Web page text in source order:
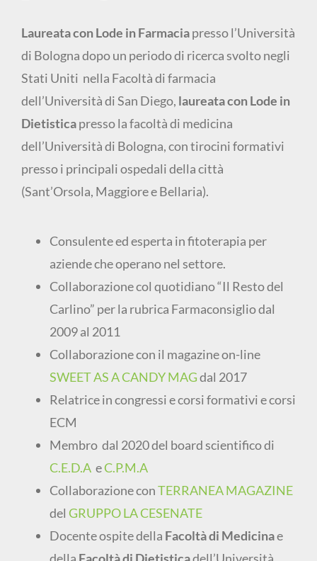
Laureata con Lode in Farmaciapresso l’Università
di Bologna dopo un periodo di ricerca svolto negli
Stati Uniti nella Facoltà di farmacia
dell’Università di San Diego, laureata con Lode in
Dietisticapresso la facoltà di medicina
dell’Università di Bologna, con tirocini formativi
presso i principali ospedali della città
(Sant’Orsola, Maggiore e Bellaria).
Consulente ed esperta in fitoterapia per
aziende che operano nel settore.
Collaborazione col quotidiano “Il Resto del
Carlino” per la rubrica Farmaconsiglio dal
2009 al 2011
Collaborazione con il magazine on-line
SWEET AS A CANDY MAGdal 2017
Relatrice in congressi e corsi formativi e corsi
ECM
Membro dal 2020 del board scientifico di
C.E.D.A eC.P.M.A
Collaborazione conTERRANEA MAGAZINE
del GRUPPO LA CESENATE
Docente ospite della Facoltà di Medicinae
della Facoltà di Dietisticadell’Università